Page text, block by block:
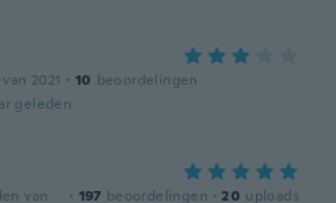
2021 · 10 beoordelingen
geleden
van
· 197 beoordelingen · 20 uploads